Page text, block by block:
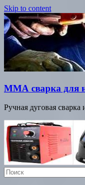
Skip to content
ММА сварка для
Ручная дуговая сварка